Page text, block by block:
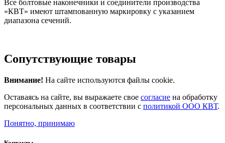
Все болтовые наконечники и соединители производства
«КВТ» имеют штампованную маркировку с указанием
диапазона сечений.
Сопутствующие товары
Внимание! На сайте используются файлы cookie.
Оставаясь на сайте, вы выражаете свое согласие на обработку
персональных данных в соответствии с политикой ООО КВТ.
Понятно, принимаю